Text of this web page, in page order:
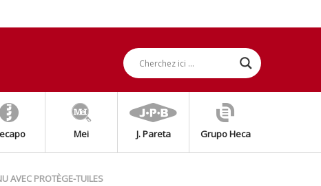
Mei J. Pareta Grupo Heca
AVEC PROTÈGE-TUILES